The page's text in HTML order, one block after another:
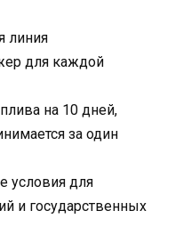
линия
для каждой
на 10 дней,
за один
условия для
и государственных